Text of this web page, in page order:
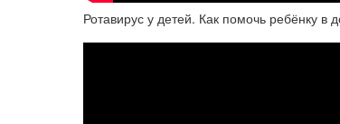
Ротавирус у детей. Как помочь ребёнку